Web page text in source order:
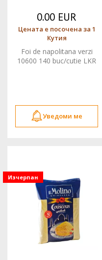
0.00 EUR
Цената е посочена за 1
Кутия
Foi de napolitana verzi
10600 140 buc/cutie LKR
Уведоми ме
Изчерпан